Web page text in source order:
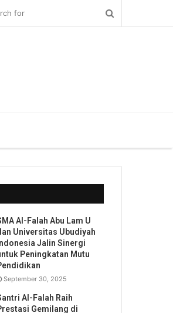
Al-Falah Abu Lam U
Universitas Ubudiyah
Indonesia Jalin Sinergi
Peningkatan Mutu
September 30, 2025
Al-Falah Raih
Gemilang di